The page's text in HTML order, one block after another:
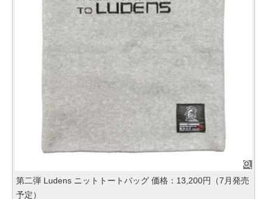
第二弾 Ludens ニットトートバッグ 価格：13,200円（7月発売
予定）